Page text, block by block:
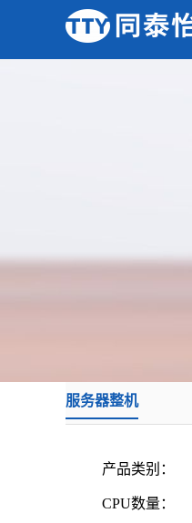
服务器整机
产品类别：
CPU数量：